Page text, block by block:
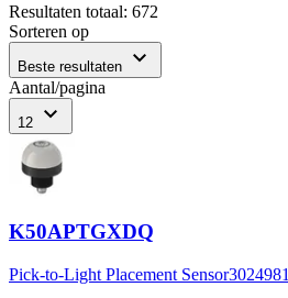
Resultaten totaal: 672
Sorteren op
Beste resultaten expand_more
Aantal/pagina
12 expand_more
K50APTGXDQ
Pick-to-Light Placement Sensor3024981